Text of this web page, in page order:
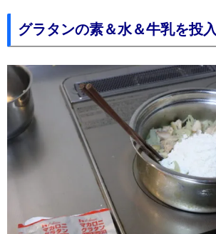
グラタンの素＆水＆牛乳を投入